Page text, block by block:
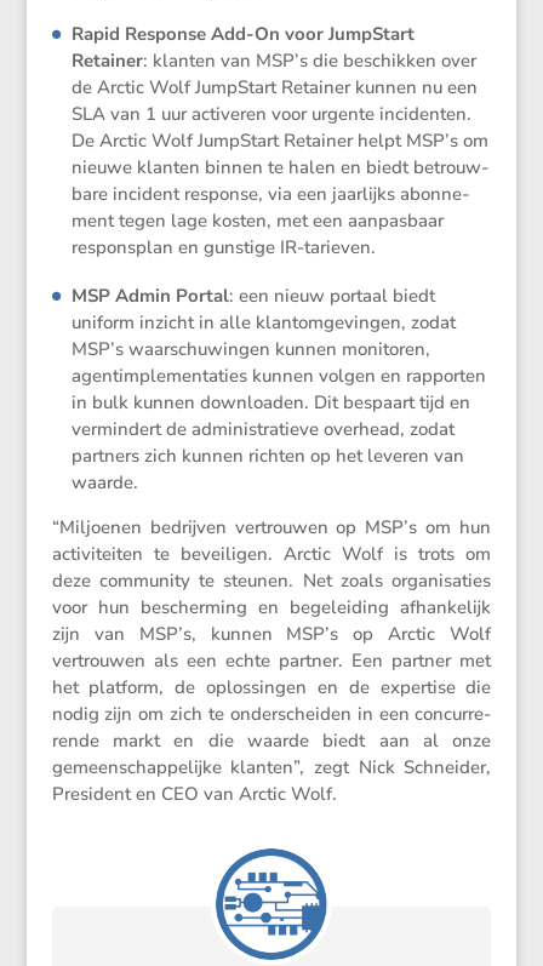
Rapid Response Add-On voor JumpStart
Retainer: klanten van MSP’s die beschikken over
de Arctic Wolf JumpStart Retainer kunnen nu een
SLA van 1 uur activeren voor urgente incidenten.
De Arctic Wolf JumpStart Retainer helpt MSP’s om
nieuwe klanten binnen te halen en biedt betrouw­
bare incident response, via een jaarlijks abonne­
ment tegen lage kosten, met een aanpas­baar
respons­plan en gunstige IR-tarieven.
MSP Admin Portal: een nieuw portaal biedt
uniform inzicht in alle klantom­ge­vingen, zodat
MSP’s waarschu­wingen kunnen monitoren,
agentim­ple­men­ta­ties kunnen volgen en rapporten
in bulk kunnen downlo­aden. Dit bespaart tijd en
vermin­dert de admini­stra­tieve overhead, zodat
partners zich kunnen richten op het leveren van
waarde.
“Miljoenen bedrijven vertrouwen op MSP’s om hun
activi­teiten te bevei­ligen. Arctic Wolf is trots om
deze commu­nity te steunen. Net zoals organi­sa­ties
voor hun bescher­ming en begelei­ding afhan­ke­lijk
zijn van MSP’s, kunnen MSP’s op Arctic Wolf
vertrouwen als een echte partner. Een partner met
het platform, de oplos­singen en de exper­tise die
nodig zijn om zich te onder­scheiden in een concur­re­
rende markt en die waarde biedt aan al onze
gemeen­schap­pe­lijke klanten”, zegt Nick Schneider,
Presi­dent en CEO van Arctic Wolf.